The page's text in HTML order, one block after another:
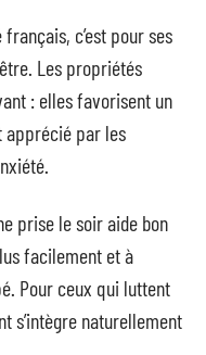
c’est pour ses
Les propriétés
: elles favorisent un
apprécié par les
prise le soir aide bon
facilement et à
Pour ceux qui luttent
s’intègre naturellement